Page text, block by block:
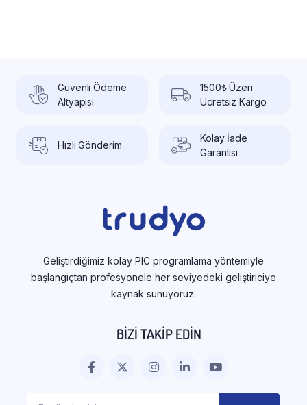
Güvenli Ödeme
Altyapısı
1500₺ Üzeri
Ücretsiz Kargo
Hızlı Gönderim
Kolay İade
Garantisi
Geliştirdiğimiz kolay PIC programlama yöntemiyle
başlangıçtan profesyonele her seviyedeki geliştiriciye
kaynak sunuyoruz.
BIZI TAKIP EDIN